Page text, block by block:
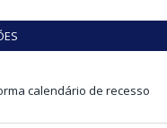
calendário de recesso